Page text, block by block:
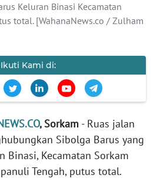
Keluran Binasi Kecamatan
total. [WahanaNews.co / Zulham
Ikuti Kami di:
, Sorkam - Ruas jalan
Sibolga Barus yang
Binasi, Kecamatan Sorkam
Tengah, putus total.